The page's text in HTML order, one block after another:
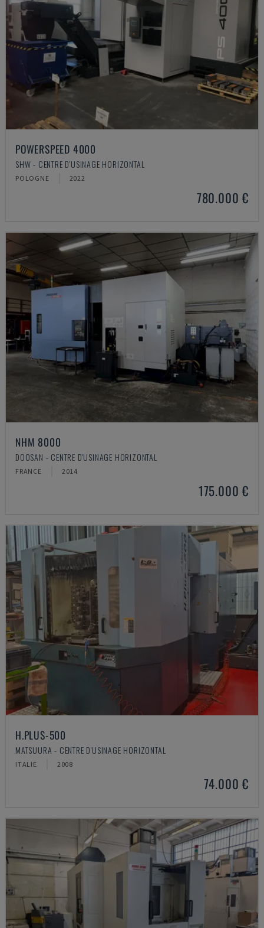
POWERSPEED 4000
SHW - CENTRE D'USINAGE HORIZONTAL
POLOGNE 2022
780.000 €
NHM 8000
DOOSAN - CENTRE D'USINAGE HORIZONTAL
FRANCE 2014
175.000 €
H.PLUS-500
MATSUURA - CENTRE D'USINAGE HORIZONTAL
ITALIE 2008
74.000 €